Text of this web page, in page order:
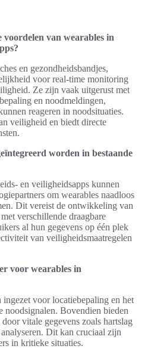
van wearables in
en gezondheidsbandjes,
voor real-time monitoring
Ze zijn vaak uitgerust met
en noodmeldingen,
reageren in noodsituaties.
veiligheid en biedt directe
worden in bestaande
en veiligheidsapps kunnen
om wearables naadloos
Dit vereist de ontwikkeling van
verschillende draagbare
al hun gegevens op één plek
van veiligheidsmaatregelen
voor wearables in
voor locatiebepaling en het
noodsignalen. Bovendien bieden
vitale gegevens zoals hartslag
Dit kan cruciaal zijn
in kritieke situaties.